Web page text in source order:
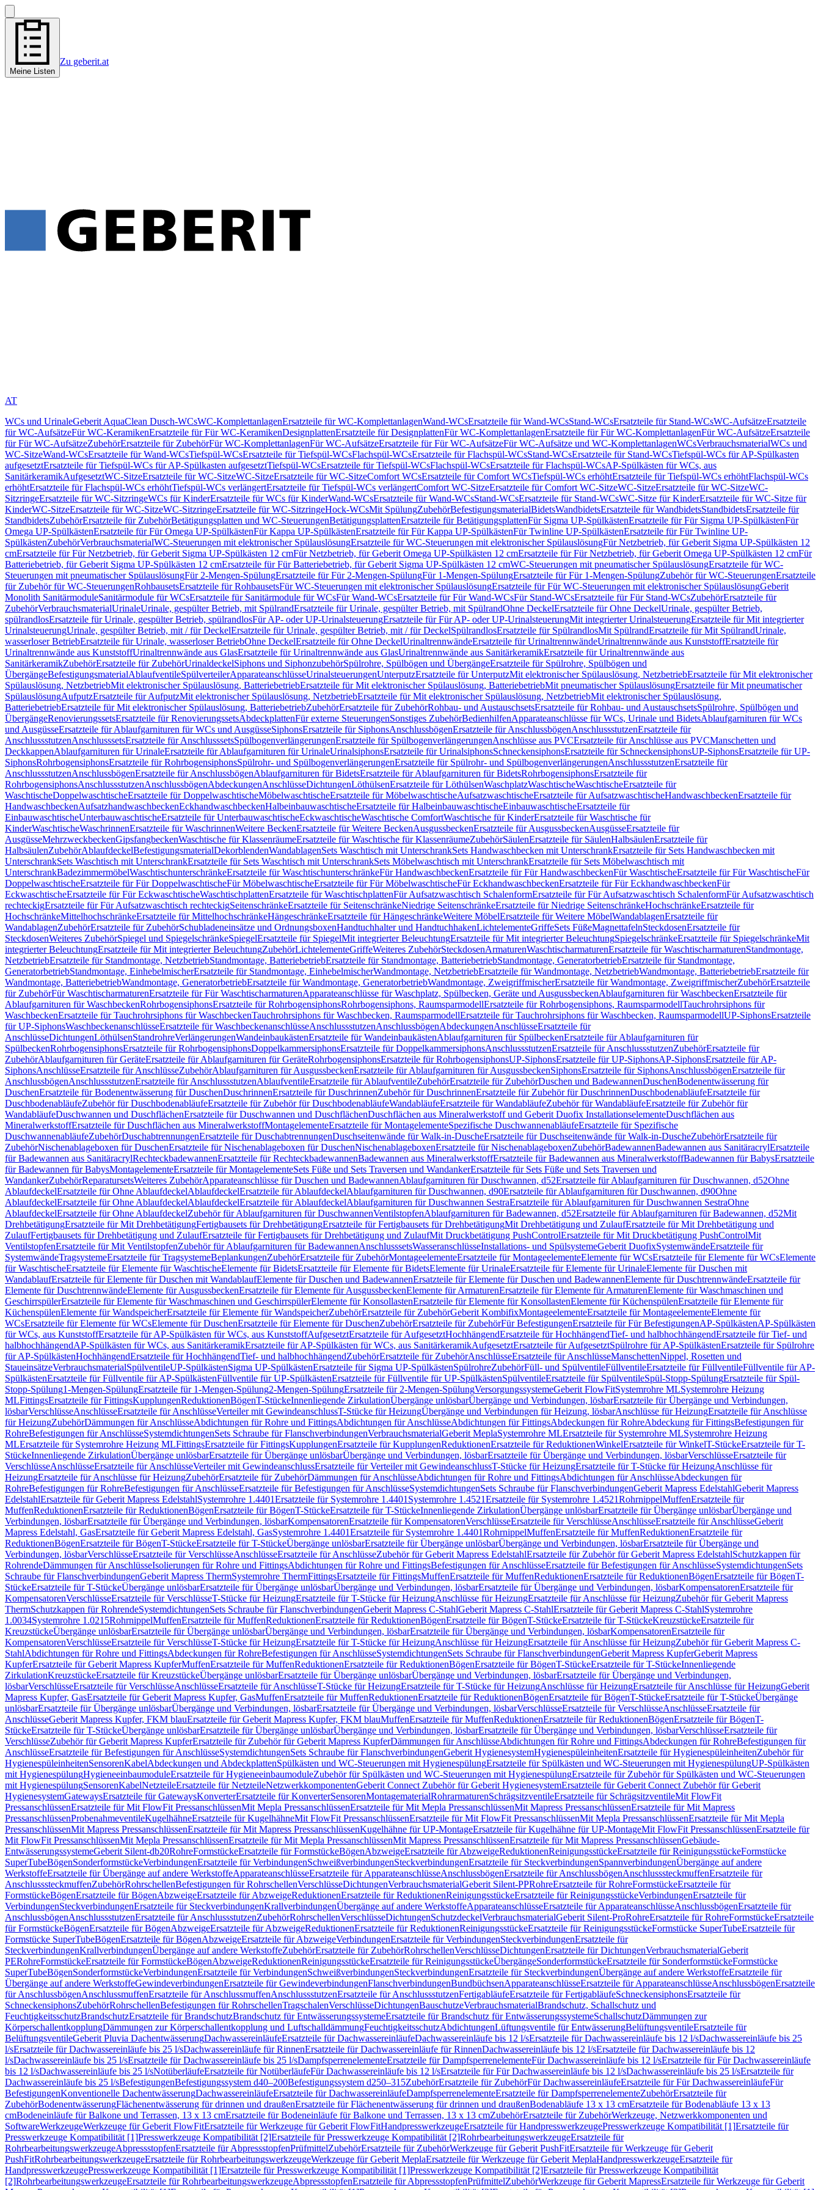
Meine Listen
Zu geberit.at
AT
WCs und UrinaleGeberit AquaClean Dusch-WCsWC-KomplettanlagenErsatzteile für WC-KomplettanlagenWand-WCsErsatzteile für Wand-WCsStand-WCsErsatzteile für Stand-WCsWC-AufsätzeErsatzteile
für WC-AufsätzeFür WC-KeramikenErsatzteile für Für WC-KeramikenDesignplattenErsatzteile für DesignplattenFür WC-KomplettanlagenErsatzteile für Für WC-KomplettanlagenFür WC-AufsätzeErsatzteile
für Für WC-AufsätzeZubehörErsatzteile für ZubehörFür WC-KomplettanlagenFür WC-AufsätzeErsatzteile für Für WC-AufsätzeFür WC-Aufsätze und WC-KomplettanlagenWCsVerbrauchsmaterialWCs und
WC-SitzeWand-WCsErsatzteile für Wand-WCsTiefspül-WCsErsatzteile für Tiefspül-WCsFlachspül-WCsErsatzteile für Flachspül-WCsStand-WCsErsatzteile für Stand-WCsTiefspül-WCs für AP-Spülkasten
aufgesetztErsatzteile für Tiefspül-WCs für AP-Spülkasten aufgesetztTiefspül-WCsErsatzteile für Tiefspül-WCsFlachspül-WCsErsatzteile für Flachspül-WCsAP-Spülkästen für WCs, aus
SanitärkeramikAufgesetztWC-SitzeErsatzteile für WC-SitzeWC-SitzeErsatzteile für WC-SitzeComfort WCsErsatzteile für Comfort WCsTiefspül-WCs erhöhtErsatzteile für Tiefspül-WCs erhöhtFlachspül-WCs
erhöhtErsatzteile für Flachspül-WCs erhöhtTiefspül-WCs verlängertErsatzteile für Tiefspül-WCs verlängertComfort WC-SitzeErsatzteile für Comfort WC-SitzeWC-SitzeErsatzteile für WC-SitzeWC-
SitzringeErsatzteile für WC-SitzringeWCs für KinderErsatzteile für WCs für KinderWand-WCsErsatzteile für Wand-WCsStand-WCsErsatzteile für Stand-WCsWC-Sitze für KinderErsatzteile für WC-Sitze für
KinderWC-SitzeErsatzteile für WC-SitzeWC-SitzringeErsatzteile für WC-SitzringeHock-WCsMit SpülungZubehörBefestigungsmaterialBidetsWandbidetsErsatzteile für WandbidetsStandbidetsErsatzteile für
StandbidetsZubehörErsatzteile für ZubehörBetätigungsplatten und WC-SteuerungenBetätigungsplattenErsatzteile für BetätigungsplattenFür Sigma UP-SpülkästenErsatzteile für Für Sigma UP-SpülkästenFür
Omega UP-SpülkästenErsatzteile für Für Omega UP-SpülkästenFür Kappa UP-SpülkästenErsatzteile für Für Kappa UP-SpülkästenFür Twinline UP-SpülkästenErsatzteile für Für Twinline UP-
SpülkästenZubehörVerbrauchsmaterialWC-Steuerungen mit elektronischer SpülauslösungErsatzteile für WC-Steuerungen mit elektronischer SpülauslösungFür Netzbetrieb, für Geberit Sigma UP-Spülkästen 12
cmErsatzteile für Für Netzbetrieb, für Geberit Sigma UP-Spülkästen 12 cmFür Netzbetrieb, für Geberit Omega UP-Spülkästen 12 cmErsatzteile für Für Netzbetrieb, für Geberit Omega UP-Spülkästen 12 cmFür
Batteriebetrieb, für Geberit Sigma UP-Spülkästen 12 cmErsatzteile für Für Batteriebetrieb, für Geberit Sigma UP-Spülkästen 12 cmWC-Steuerungen mit pneumatischer SpülauslösungErsatzteile für WC-
Steuerungen mit pneumatischer SpülauslösungFür 2-Mengen-SpülungErsatzteile für Für 2-Mengen-SpülungFür 1-Mengen-SpülungErsatzteile für Für 1-Mengen-SpülungZubehör für WC-SteuerungenErsatzteile
für Zubehör für WC-SteuerungenRohbausetsErsatzteile für RohbausetsFür WC-Steuerungen mit elektronischer SpülauslösungErsatzteile für Für WC-Steuerungen mit elektronischer SpülauslösungGeberit
Monolith SanitärmoduleSanitärmodule für WCsErsatzteile für Sanitärmodule für WCsFür Wand-WCsErsatzteile für Für Wand-WCsFür Stand-WCsErsatzteile für Für Stand-WCsZubehörErsatzteile für
ZubehörVerbrauchsmaterialUrinaleUrinale, gespülter Betrieb, mit SpülrandErsatzteile für Urinale, gespülter Betrieb, mit SpülrandOhne DeckelErsatzteile für Ohne DeckelUrinale, gespülter Betrieb,
spülrandlosErsatzteile für Urinale, gespülter Betrieb, spülrandlosFür AP- oder UP-UrinalsteuerungErsatzteile für Für AP- oder UP-UrinalsteuerungMit integrierter UrinalsteuerungErsatzteile für Mit integrierter
UrinalsteuerungUrinale, gespülter Betrieb, mit / für DeckelErsatzteile für Urinale, gespülter Betrieb, mit / für DeckelSpülrandlosErsatzteile für SpülrandlosMit SpülrandErsatzteile für Mit SpülrandUrinale,
wasserloser BetriebErsatzteile für Urinale, wasserloser BetriebOhne DeckelErsatzteile für Ohne DeckelUrinaltrennwändeErsatzteile für UrinaltrennwändeUrinaltrennwände aus KunststoffErsatzteile für
Urinaltrennwände aus KunststoffUrinaltrennwände aus GlasErsatzteile für Urinaltrennwände aus GlasUrinaltrennwände aus SanitärkeramikErsatzteile für Urinaltrennwände aus
SanitärkeramikZubehörErsatzteile für ZubehörUrinaldeckelSiphons und SiphonzubehörSpülrohre, Spülbögen und ÜbergängeErsatzteile für Spülrohre, Spülbögen und
ÜbergängeBefestigungsmaterialAblaufventileSpülverteilerApparateanschlüsseUrinalsteuerungenUnterputzErsatzteile für UnterputzMit elektronischer Spülauslösung, NetzbetriebErsatzteile für Mit elektronischer
Spülauslösung, NetzbetriebMit elektronischer Spülauslösung, BatteriebetriebErsatzteile für Mit elektronischer Spülauslösung, BatteriebetriebMit pneumatischer SpülauslösungErsatzteile für Mit pneumatischer
SpülauslösungAufputzErsatzteile für AufputzMit elektronischer Spülauslösung, NetzbetriebErsatzteile für Mit elektronischer Spülauslösung, NetzbetriebMit elektronischer Spülauslösung,
BatteriebetriebErsatzteile für Mit elektronischer Spülauslösung, BatteriebetriebZubehörErsatzteile für ZubehörRohbau- und AustauschsetsErsatzteile für Rohbau- und AustauschsetsSpülrohre, Spülbögen und
ÜbergängeRenovierungssetsErsatzteile für RenovierungssetsAbdeckplattenFür externe SteuerungenSonstiges ZubehörBedienhilfenApparateanschlüsse für WCs, Urinale und BidetsAblaufgarnituren für WCs
und AusgüsseErsatzteile für Ablaufgarnituren für WCs und AusgüsseSiphonsErsatzteile für SiphonsAnschlussbögenErsatzteile für AnschlussbögenAnschlussstutzenErsatzteile für
AnschlussstutzenAnschlusssetsErsatzteile für AnschlusssetsSpülbogenverlängerungenErsatzteile für SpülbogenverlängerungenAnschlüsse aus PVCErsatzteile für Anschlüsse aus PVCManschetten und
DeckkappenAblaufgarnituren für UrinaleErsatzteile für Ablaufgarnituren für UrinaleUrinalsiphonsErsatzteile für UrinalsiphonsSchneckensiphonsErsatzteile für SchneckensiphonsUP-SiphonsErsatzteile für UP-
SiphonsRohrbogensiphonsErsatzteile für RohrbogensiphonsSpülrohr- und SpülbogenverlängerungenErsatzteile für Spülrohr- und SpülbogenverlängerungenAnschlussstutzenErsatzteile für
AnschlussstutzenAnschlussbögenErsatzteile für AnschlussbögenAblaufgarnituren für BidetsErsatzteile für Ablaufgarnituren für BidetsRohrbogensiphonsErsatzteile für
RohrbogensiphonsAnschlussstutzenAnschlussbögenAbdeckungenAnschlüsseDichtungenLöthülsenErsatzteile für LöthülsenWaschplatzWaschtischeWaschtischeErsatzteile für
WaschtischeDoppelwaschtischeErsatzteile für DoppelwaschtischeMöbelwaschtischeErsatzteile für MöbelwaschtischeAufsatzwaschtischeErsatzteile für AufsatzwaschtischeHandwaschbeckenErsatzteile für
HandwaschbeckenAufsatzhandwaschbeckenEckhandwaschbeckenHalbeinbauwaschtischeErsatzteile für HalbeinbauwaschtischeEinbauwaschtischeErsatzteile für
EinbauwaschtischeUnterbauwaschtischeErsatzteile für UnterbauwaschtischeEckwaschtischeWaschtische ComfortWaschtische für KinderErsatzteile für Waschtische für
KinderWaschtischeWaschrinnenErsatzteile für WaschrinnenWeitere BeckenErsatzteile für Weitere BeckenAusgussbeckenErsatzteile für AusgussbeckenAusgüsseErsatzteile für
AusgüsseMehrzweckbeckenGipsfangbeckenWaschtische für KlassenräumeErsatzteile für Waschtische für KlassenräumeZubehörSäulenErsatzteile für SäulenHalbsäulenErsatzteile für
HalbsäulenZubehörAblaufdeckelBefestigungsmaterialDekorblendenWandablagenSets Waschtisch mit UnterschrankSets Handwaschbecken mit UnterschrankErsatzteile für Sets Handwaschbecken mit
UnterschrankSets Waschtisch mit UnterschrankErsatzteile für Sets Waschtisch mit UnterschrankSets Möbelwaschtisch mit UnterschrankErsatzteile für Sets Möbelwaschtisch mit
UnterschrankBadezimmermöbelWaschtischunterschränkeErsatzteile für WaschtischunterschränkeFür HandwaschbeckenErsatzteile für Für HandwaschbeckenFür WaschtischeErsatzteile für Für WaschtischeFür
DoppelwaschtischeErsatzteile für Für DoppelwaschtischeFür MöbelwaschtischeErsatzteile für Für MöbelwaschtischeFür EckhandwaschbeckenErsatzteile für Für EckhandwaschbeckenFür
EckwaschtischeErsatzteile für Für EckwaschtischeWaschtischplattenErsatzteile für WaschtischplattenFür Aufsatzwaschtisch SchalenformErsatzteile für Für Aufsatzwaschtisch SchalenformFür Aufsatzwaschtisch
rechteckigErsatzteile für Für Aufsatzwaschtisch rechteckigSeitenschränkeErsatzteile für SeitenschränkeNiedrige SeitenschränkeErsatzteile für Niedrige SeitenschränkeHochschränkeErsatzteile für
HochschränkeMittelhochschränkeErsatzteile für MittelhochschränkeHängeschränkeErsatzteile für HängeschränkeWeitere MöbelErsatzteile für Weitere MöbelWandablagenErsatzteile für
WandablagenZubehörErsatzteile für ZubehörSchubladeneinsätze und OrdnungsboxenHandtuchhalter und HandtuchhakenLichtelementeGriffeSets FüßeMagnettafelnSteckdosenErsatzteile für
SteckdosenWeiteres ZubehörSpiegel und SpiegelschränkeSpiegelErsatzteile für SpiegelMit integrierter BeleuchtungErsatzteile für Mit integrierter BeleuchtungSpiegelschränkeErsatzteile für SpiegelschränkeMit
integrierter BeleuchtungErsatzteile für Mit integrierter BeleuchtungZubehörLichtelementeGriffeWeiteres ZubehörSteckdosenArmaturenWaschtischarmaturenErsatzteile für WaschtischarmaturenStandmontage,
NetzbetriebErsatzteile für Standmontage, NetzbetriebStandmontage, BatteriebetriebErsatzteile für Standmontage, BatteriebetriebStandmontage, GeneratorbetriebErsatzteile für Standmontage,
GeneratorbetriebStandmontage, EinhebelmischerErsatzteile für Standmontage, EinhebelmischerWandmontage, NetzbetriebErsatzteile für Wandmontage, NetzbetriebWandmontage, BatteriebetriebErsatzteile für
Wandmontage, BatteriebetriebWandmontage, GeneratorbetriebErsatzteile für Wandmontage, GeneratorbetriebWandmontage, ZweigriffmischerErsatzteile für Wandmontage, ZweigriffmischerZubehörErsatzteile
für ZubehörFür WaschtischarmaturenErsatzteile für Für WaschtischarmaturenApparateanschlüsse für Waschplatz, Spülbecken, Geräte und AusgussbeckenAblaufgarnituren für WaschbeckenErsatzteile für
Ablaufgarnituren für WaschbeckenRohrbogensiphonsErsatzteile für RohrbogensiphonsRohrbogensiphons, RaumsparmodellErsatzteile für Rohrbogensiphons, RaumsparmodellTauchrohrsiphons für
WaschbeckenErsatzteile für Tauchrohrsiphons für WaschbeckenTauchrohrsiphons für Waschbecken, RaumsparmodellErsatzteile für Tauchrohrsiphons für Waschbecken, RaumsparmodellUP-SiphonsErsatzteile
für UP-SiphonsWaschbeckenanschlüsseErsatzteile für WaschbeckenanschlüsseAnschlussstutzenAnschlussbögenAbdeckungenAnschlüsseErsatzteile für
AnschlüsseDichtungenLöthülsenStandrohreVerlängerungenWandeinbaukästenErsatzteile für WandeinbaukästenAblaufgarnituren für SpülbeckenErsatzteile für Ablaufgarnituren für
SpülbeckenRohrbogensiphonsErsatzteile für RohrbogensiphonsDoppelkammersiphonsErsatzteile für DoppelkammersiphonsAnschlussstutzenErsatzteile für AnschlussstutzenZubehörErsatzteile für
ZubehörAblaufgarnituren für GeräteErsatzteile für Ablaufgarnituren für GeräteRohrbogensiphonsErsatzteile für RohrbogensiphonsUP-SiphonsErsatzteile für UP-SiphonsAP-SiphonsErsatzteile für AP-
SiphonsAnschlüsseErsatzteile für AnschlüsseZubehörAblaufgarnituren für AusgussbeckenErsatzteile für Ablaufgarnituren für AusgussbeckenSiphonsErsatzteile für SiphonsAnschlussbögenErsatzteile für
AnschlussbögenAnschlussstutzenErsatzteile für AnschlussstutzenAblaufventileErsatzteile für AblaufventileZubehörErsatzteile für ZubehörDuschen und BadewannenDuschenBodenentwässerung für
DuschenErsatzteile für Bodenentwässerung für DuschenDuschrinnenErsatzteile für DuschrinnenZubehör für DuschrinnenErsatzteile für Zubehör für DuschrinnenDuschbodenabläufeErsatzteile für
DuschbodenabläufeZubehör für DuschbodenabläufeErsatzteile für Zubehör für DuschbodenabläufeWandabläufeErsatzteile für WandabläufeZubehör für WandabläufeErsatzteile für Zubehör für
WandabläufeDuschwannen und DuschflächenErsatzteile für Duschwannen und DuschflächenDuschflächen aus Mineralwerkstoff und Geberit Duofix InstallationselementeDuschflächen aus
MineralwerkstoffErsatzteile für Duschflächen aus MineralwerkstoffMontagelementeErsatzteile für MontagelementeSpezifische DuschwannenabläufeErsatzteile für Spezifische
DuschwannenabläufeZubehörDuschabtrennungenErsatzteile für DuschabtrennungenDuschseitenwände für Walk-in-DuscheErsatzteile für Duschseitenwände für Walk-in-DuscheZubehörErsatzteile für
ZubehörNischenablageboxen für DuschenErsatzteile für Nischenablageboxen für DuschenNischenablageboxenErsatzteile für NischenablageboxenZubehörBadewannenBadewannen aus SanitäracrylErsatzteile
für Badewannen aus SanitäracrylRechteckbadewannenErsatzteile für RechteckbadewannenBadewannen aus MineralwerkstoffErsatzteile für Badewannen aus MineralwerkstoffBadewannen für BabysErsatzteile
für Badewannen für BabysMontagelementeErsatzteile für MontagelementeSets Füße und Sets Traversen und WandankerErsatzteile für Sets Füße und Sets Traversen und
WandankerZubehörReparatursetsWeiteres ZubehörApparateanschlüsse für Duschen und BadewannenAblaufgarnituren für Duschwannen, d52Ersatzteile für Ablaufgarnituren für Duschwannen, d52Ohne
AblaufdeckelErsatzteile für Ohne AblaufdeckelAblaufdeckelErsatzteile für AblaufdeckelAblaufgarnituren für Duschwannen, d90Ersatzteile für Ablaufgarnituren für Duschwannen, d90Ohne
AblaufdeckelErsatzteile für Ohne AblaufdeckelAblaufdeckelErsatzteile für AblaufdeckelAblaufgarnituren für Duschwannen SestraErsatzteile für Ablaufgarnituren für Duschwannen SestraOhne
AblaufdeckelErsatzteile für Ohne AblaufdeckelZubehör für Ablaufgarnituren für DuschwannenVentilstopfenAblaufgarnituren für Badewannen, d52Ersatzteile für Ablaufgarnituren für Badewannen, d52Mit
DrehbetätigungErsatzteile für Mit DrehbetätigungFertigbausets für DrehbetätigungErsatzteile für Fertigbausets für DrehbetätigungMit Drehbetätigung und ZulaufErsatzteile für Mit Drehbetätigung und
ZulaufFertigbausets für Drehbetätigung und ZulaufErsatzteile für Fertigbausets für Drehbetätigung und ZulaufMit Druckbetätigung PushControlErsatzteile für Mit Druckbetätigung PushControlMit
VentilstopfenErsatzteile für Mit VentilstopfenZubehör für Ablaufgarnituren für BadewannenAnschlusssetsWasseranschlüsseInstallations- und SpülsystemeGeberit DuofixSystemwändeErsatzteile für
SystemwändeTragsystemeErsatzteile für TragsystemeBeplankungenZubehörErsatzteile für ZubehörMontageelementeErsatzteile für MontageelementeElemente für WCsErsatzteile für Elemente für WCsElemente
für WaschtischeErsatzteile für Elemente für WaschtischeElemente für BidetsErsatzteile für Elemente für BidetsElemente für UrinaleErsatzteile für Elemente für UrinaleElemente für Duschen mit
WandablaufErsatzteile für Elemente für Duschen mit WandablaufElemente für Duschen und BadewannenErsatzteile für Elemente für Duschen und BadewannenElemente für DuschtrennwändeErsatzteile für
Elemente für DuschtrennwändeElemente für AusgussbeckenErsatzteile für Elemente für AusgussbeckenElemente für ArmaturenErsatzteile für Elemente für ArmaturenElemente für Waschmaschinen und
GeschirrspülerErsatzteile für Elemente für Waschmaschinen und GeschirrspülerElemente für KonsollastenErsatzteile für Elemente für KonsollastenElemente für KüchenspülenErsatzteile für Elemente für
KüchenspülenElemente für WandspeicherErsatzteile für Elemente für WandspeicherZubehörErsatzteile für ZubehörGeberit KombifixMontageelementeErsatzteile für MontageelementeElemente für
WCsErsatzteile für Elemente für WCsElemente für DuschenErsatzteile für Elemente für DuschenZubehörErsatzteile für ZubehörFür BefestigungenErsatzteile für Für BefestigungenAP-SpülkästenAP-Spülkästen
für WCs, aus KunststoffErsatzteile für AP-Spülkästen für WCs, aus KunststoffAufgesetztErsatzteile für AufgesetztHochhängendErsatzteile für HochhängendTief- und halbhochhängendErsatzteile für Tief- und
halbhochhängendAP-Spülkästen für WCs, aus SanitärkeramikErsatzteile für AP-Spülkästen für WCs, aus SanitärkeramikAufgesetztErsatzteile für AufgesetztSpülrohre für AP-SpülkästenErsatzteile für Spülrohre
für AP-SpülkästenHochhängendErsatzteile für HochhängendTief- und halbhochhängendZubehörErsatzteile für ZubehörAnschlüsseErsatzteile für AnschlüsseManschettenNippel, Rosetten und
StaueinsätzeVerbrauchsmaterialSpülventileUP-SpülkästenSigma UP-SpülkästenErsatzteile für Sigma UP-SpülkästenSpülrohreZubehörFüll- und SpülventileFüllventileErsatzteile für FüllventileFüllventile für AP-
SpülkästenErsatzteile für Füllventile für AP-SpülkästenFüllventile für UP-SpülkästenErsatzteile für Füllventile für UP-SpülkästenSpülventileErsatzteile für SpülventileSpül-Stopp-SpülungErsatzteile für Spül-
Stopp-Spülung1-Mengen-SpülungErsatzteile für 1-Mengen-Spülung2-Mengen-SpülungErsatzteile für 2-Mengen-SpülungVersorgungssystemeGeberit FlowFitSystemrohre MLSystemrohre Heizung
MLFittingsErsatzteile für FittingsKupplungenReduktionenBögenT-StückeInnenliegende ZirkulationÜbergänge unlösbarÜbergänge und Verbindungen, lösbarErsatzteile für Übergänge und Verbindungen,
lösbarVerschlüsseAnschlüsseErsatzteile für AnschlüsseVerteiler mit GewindeanschlussT-Stücke für HeizungÜbergänge und Verbindungen für Heizung, lösbarAnschlüsse für HeizungErsatzteile für Anschlüsse
für HeizungZubehörDämmungen für AnschlüsseAbdichtungen für Rohre und FittingsAbdichtungen für AnschlüsseAbdichtungen für FittingsAbdeckungen für RohreAbdeckung für FittingsBefestigungen für
RohreBefestigungen für AnschlüsseSystemdichtungenSets Schraube für FlanschverbindungenVerbrauchsmaterialGeberit MeplaSystemrohre MLErsatzteile für Systemrohre MLSystemrohre Heizung
MLErsatzteile für Systemrohre Heizung MLFittingsErsatzteile für FittingsKupplungenErsatzteile für KupplungenReduktionenErsatzteile für ReduktionenWinkelErsatzteile für WinkelT-StückeErsatzteile für T-
StückeInnenliegende ZirkulationÜbergänge unlösbarErsatzteile für Übergänge unlösbarÜbergänge und Verbindungen, lösbarErsatzteile für Übergänge und Verbindungen, lösbarVerschlüsseErsatzteile für
VerschlüsseAnschlüsseErsatzteile für AnschlüsseVerteiler mit GewindeanschlussErsatzteile für Verteiler mit GewindeanschlussT-Stücke für HeizungErsatzteile für T-Stücke für HeizungAnschlüsse für
HeizungErsatzteile für Anschlüsse für HeizungZubehörErsatzteile für ZubehörDämmungen für AnschlüsseAbdichtungen für Rohre und FittingsAbdichtungen für AnschlüsseAbdeckungen für
RohreBefestigungen für RohreBefestigungen für AnschlüsseErsatzteile für Befestigungen für AnschlüsseSystemdichtungenSets Schraube für FlanschverbindungenGeberit Mapress EdelstahlGeberit Mapress
EdelstahlErsatzteile für Geberit Mapress EdelstahlSystemrohre 1.4401Ersatzteile für Systemrohre 1.4401 Systemrohre 1.4521Ersatzteile für Systemrohre 1.4521RohrnippelMuffenErsatzteile für
MuffenReduktionenErsatzteile für ReduktionenBögenErsatzteile für BögenT-StückeErsatzteile für T-StückeInnenliegende ZirkulationÜbergänge unlösbarErsatzteile für Übergänge unlösbarÜbergänge und
Verbindungen, lösbarErsatzteile für Übergänge und Verbindungen, lösbarKompensatorenErsatzteile für KompensatorenVerschlüsseErsatzteile für VerschlüsseAnschlüsseErsatzteile für AnschlüsseGeberit
Mapress Edelstahl, GasErsatzteile für Geberit Mapress Edelstahl, GasSystemrohre 1.4401Ersatzteile für Systemrohre 1.4401RohrnippelMuffenErsatzteile für MuffenReduktionenErsatzteile für
ReduktionenBögenErsatzteile für BögenT-StückeErsatzteile für T-StückeÜbergänge unlösbarErsatzteile für Übergänge unlösbarÜbergänge und Verbindungen, lösbarErsatzteile für Übergänge und
Verbindungen, lösbarVerschlüsseErsatzteile für VerschlüsseAnschlüsseErsatzteile für AnschlüsseZubehör für Geberit Mapress EdelstahlErsatzteile für Zubehör für Geberit Mapress EdelstahlSchutzkappen für
RohrendeDämmungen für AnschlüsseIsolierungen für Rohre und FittingsAbdichtungen für Rohre und FittingsBefestigungen für AnschlüsseErsatzteile für Befestigungen für AnschlüsseSystemdichtungenSets
Schraube für FlanschverbindungenGeberit Mapress ThermSystemrohre ThermFittingsErsatzteile für FittingsMuffenErsatzteile für MuffenReduktionenErsatzteile für ReduktionenBögenErsatzteile für BögenT-
StückeErsatzteile für T-StückeÜbergänge unlösbarErsatzteile für Übergänge unlösbarÜbergänge und Verbindungen, lösbarErsatzteile für Übergänge und Verbindungen, lösbarKompensatorenErsatzteile für
KompensatorenVerschlüsseErsatzteile für VerschlüsseT-Stücke für HeizungErsatzteile für T-Stücke für HeizungAnschlüsse für HeizungErsatzteile für Anschlüsse für HeizungZubehör für Geberit Mapress
ThermSchutzkappen für RohrendeSystemdichtungenSets Schraube für FlanschverbindungenGeberit Mapress C-StahlGeberit Mapress C-StahlErsatzteile für Geberit Mapress C-StahlSystemrohre
1.0034Systemrohre 1.0215RohrnippelMuffenErsatzteile für MuffenReduktionenErsatzteile für ReduktionenBögenErsatzteile für BögenT-StückeErsatzteile für T-StückeKreuzstückeErsatzteile für
KreuzstückeÜbergänge unlösbarErsatzteile für Übergänge unlösbarÜbergänge und Verbindungen, lösbarErsatzteile für Übergänge und Verbindungen, lösbarKompensatorenErsatzteile für
KompensatorenVerschlüsseErsatzteile für VerschlüsseT-Stücke für HeizungErsatzteile für T-Stücke für HeizungAnschlüsse für HeizungErsatzteile für Anschlüsse für HeizungZubehör für Geberit Mapress C-
StahlAbdichtungen für Rohre und FittingsAbdeckungen für RohreBefestigungen für AnschlüsseSystemdichtungenSets Schraube für FlanschverbindungenGeberit Mapress KupferGeberit Mapress
KupferErsatzteile für Geberit Mapress KupferMuffenErsatzteile für MuffenReduktionenErsatzteile für ReduktionenBögenErsatzteile für BögenT-StückeErsatzteile für T-StückeInnenliegende
ZirkulationKreuzstückeErsatzteile für KreuzstückeÜbergänge unlösbarErsatzteile für Übergänge unlösbarÜbergänge und Verbindungen, lösbarErsatzteile für Übergänge und Verbindungen,
lösbarVerschlüsseErsatzteile für VerschlüsseAnschlüsseErsatzteile für AnschlüsseT-Stücke für HeizungErsatzteile für T-Stücke für HeizungAnschlüsse für HeizungErsatzteile für Anschlüsse für HeizungGeberit
Mapress Kupfer, GasErsatzteile für Geberit Mapress Kupfer, GasMuffenErsatzteile für MuffenReduktionenErsatzteile für ReduktionenBögenErsatzteile für BögenT-StückeErsatzteile für T-StückeÜbergänge
unlösbarErsatzteile für Übergänge unlösbarÜbergänge und Verbindungen, lösbarErsatzteile für Übergänge und Verbindungen, lösbarVerschlüsseErsatzteile für VerschlüsseAnschlüsseErsatzteile für
AnschlüsseGeberit Mapress Kupfer, FKM blauErsatzteile für Geberit Mapress Kupfer, FKM blauMuffenErsatzteile für MuffenReduktionenErsatzteile für ReduktionenBögenErsatzteile für BögenT-
StückeErsatzteile für T-StückeÜbergänge unlösbarErsatzteile für Übergänge unlösbarÜbergänge und Verbindungen, lösbarErsatzteile für Übergänge und Verbindungen, lösbarVerschlüsseErsatzteile für
VerschlüsseZubehör für Geberit Mapress KupferErsatzteile für Zubehör für Geberit Mapress KupferDämmungen für AnschlüsseAbdichtungen für Rohre und FittingsAbdeckungen für RohreBefestigungen für
AnschlüsseErsatzteile für Befestigungen für AnschlüsseSystemdichtungenSets Schraube für FlanschverbindungenGeberit HygienesystemHygienespüleinheitenErsatzteile für HygienespüleinheitenZubehör für
HygienespüleinheitenSensorenKabelAbdeckungen und AbdeckplattenSpülkästen und WC-Steuerungen mit HygienespülungErsatzteile für Spülkästen und WC-Steuerungen mit HygienespülungUP-Spülkästen
mit HygienespülungHygieneeinbaumoduleErsatzteile für HygieneeinbaumoduleZubehör für Spülkästen und WC-Steuerungen mit HygienespülungErsatzteile für Zubehör für Spülkästen und WC-Steuerungen
mit HygienespülungSensorenKabelNetzteileErsatzteile für NetzteileNetzwerkkomponentenGeberit Connect Zubehör für Geberit HygienesystemErsatzteile für Geberit Connect Zubehör für Geberit
HygienesystemGatewaysErsatzteile für GatewaysKonverterErsatzteile für KonverterSensorenMontagematerialRohrarmaturenSchrägsitzventileErsatzteile für SchrägsitzventileMit FlowFit
PressanschlüssenErsatzteile für Mit FlowFit PressanschlüssenMit Mepla PressanschlüssenErsatzteile für Mit Mepla PressanschlüssenMit Mapress PressanschlüssenErsatzteile für Mit Mapress
PressanschlüssenProbenahmeventileKugelhähneErsatzteile für KugelhähneMit FlowFit PressanschlüssenErsatzteile für Mit FlowFit PressanschlüssenMit Mepla PressanschlüssenErsatzteile für Mit Mepla
PressanschlüssenMit Mapress PressanschlüssenErsatzteile für Mit Mapress PressanschlüssenKugelhähne für UP-MontageErsatzteile für Kugelhähne für UP-MontageMit FlowFit PressanschlüssenErsatzteile für
Mit FlowFit PressanschlüssenMit Mepla PressanschlüssenErsatzteile für Mit Mepla PressanschlüssenMit Mapress PressanschlüssenErsatzteile für Mit Mapress PressanschlüssenGebäude-
EntwässerungssystemeGeberit Silent-db20RohreFormstückeErsatzteile für FormstückeBögenAbzweigeErsatzteile für AbzweigeReduktionenReinigungsstückeErsatzteile für ReinigungsstückeFormstücke
SuperTubeBögenSonderformstückeVerbindungenErsatzteile für VerbindungenSchweißverbindungenSteckverbindungenErsatzteile für SteckverbindungenSpannverbindungenÜbergänge auf andere
WerkstoffeErsatzteile für Übergänge auf andere WerkstoffeApparateanschlüsseErsatzteile für ApparateanschlüsseAnschlussbögenErsatzteile für AnschlussbögenAnschlusssteckmuffenErsatzteile für
AnschlusssteckmuffenZubehörRohrschellenBefestigungen für RohrschellenVerschlüsseDichtungenVerbrauchsmaterialGeberit Silent-PPRohreErsatzteile für RohreFormstückeErsatzteile für
FormstückeBögenErsatzteile für BögenAbzweigeErsatzteile für AbzweigeReduktionenErsatzteile für ReduktionenReinigungsstückeErsatzteile für ReinigungsstückeVerbindungenErsatzteile für
VerbindungenSteckverbindungenErsatzteile für SteckverbindungenKrallverbindungenÜbergänge auf andere WerkstoffeApparateanschlüsseErsatzteile für ApparateanschlüsseAnschlussbögenErsatzteile für
AnschlussbögenAnschlussstutzenErsatzteile für AnschlussstutzenZubehörRohrschellenVerschlüsseDichtungenSchutzdeckelVerbrauchsmaterialGeberit Silent-ProRohreErsatzteile für RohreFormstückeErsatzteile
für FormstückeBögenErsatzteile für BögenAbzweigeErsatzteile für AbzweigeReduktionenErsatzteile für ReduktionenReinigungsstückeErsatzteile für ReinigungsstückeFormstücke SuperTubeErsatzteile für
Formstücke SuperTubeBögenErsatzteile für BögenAbzweigeErsatzteile für AbzweigeVerbindungenErsatzteile für VerbindungenSteckverbindungenErsatzteile für
SteckverbindungenKrallverbindungenÜbergänge auf andere WerkstoffeZubehörErsatzteile für ZubehörRohrschellenVerschlüsseDichtungenErsatzteile für DichtungenVerbrauchsmaterialGeberit
PERohreFormstückeErsatzteile für FormstückeBögenAbzweigeReduktionenReinigungsstückeErsatzteile für ReinigungsstückeÜbergängeSonderformstückeErsatzteile für SonderformstückeFormstücke
SuperTubeBögenSonderformstückeVerbindungenErsatzteile für VerbindungenSchweißverbindungenSteckverbindungenErsatzteile für SteckverbindungenÜbergänge auf andere WerkstoffeErsatzteile für
Übergänge auf andere WerkstoffeGewindeverbindungenErsatzteile für GewindeverbindungenFlanschverbindungenBundbüchsenApparateanschlüsseErsatzteile für ApparateanschlüsseAnschlussbögenErsatzteile
für AnschlussbögenAnschlussmuffenErsatzteile für AnschlussmuffenAnschlussstutzenErsatzteile für AnschlussstutzenFertigabläufeErsatzteile für FertigabläufeSchneckensiphonsErsatzteile für
SchneckensiphonsZubehörRohrschellenBefestigungen für RohrschellenTragschalenVerschlüsseDichtungenBauschutzeVerbrauchsmaterialBrandschutz, Schallschutz und
FeuchtigkeitsschutzBrandschutzErsatzteile für BrandschutzBrandschutz für EntwässerungssystemeErsatzteile für Brandschutz für EntwässerungssystemeSchallschutzDämmungen zur
KörperschallentkopplungDämmungen zur Körperschallentkopplung und LuftschalldämmungFeuchtigkeitsschutzAbdichtungenLüftungsventile für EntwässerungBelüftungsventileErsatzteile für
BelüftungsventileGeberit Pluvia DachentwässerungDachwassereinläufeErsatzteile für DachwassereinläufeDachwassereinläufe bis 12 l/sErsatzteile für Dachwassereinläufe bis 12 l/sDachwassereinläufe bis 25
l/sErsatzteile für Dachwassereinläufe bis 25 l/sDachwassereinläufe für RinnenErsatzteile für Dachwassereinläufe für RinnenDachwassereinläufe bis 12 l/sErsatzteile für Dachwassereinläufe bis 12
l/sDachwassereinläufe bis 25 l/sErsatzteile für Dachwassereinläufe bis 25 l/sDampfsperrenelementeErsatzteile für DampfsperrenelementeFür Dachwassereinläufe bis 12 l/sErsatzteile für Für Dachwassereinläufe
bis 12 l/sDachwassereinläufe bis 25 l/sNotüberläufeErsatzteile für NotüberläufeFür Dachwassereinläufe bis 12 l/sErsatzteile für Für Dachwassereinläufe bis 12 l/sDachwassereinläufe bis 25 l/sErsatzteile für
Dachwassereinläufe bis 25 l/sBefestigungenBefestigungssystem d40–200Befestigungssystem d250–315ZubehörErsatzteile für ZubehörFür DachwassereinläufeErsatzteile für Für DachwassereinläufeFür
BefestigungenKonventionelle DachentwässerungDachwassereinläufeErsatzteile für DachwassereinläufeDampfsperrenelementeErsatzteile für DampfsperrenelementeZubehörErsatzteile für
ZubehörBodenentwässerungFlächenentwässerung für drinnen und draußenErsatzteile für Flächenentwässerung für drinnen und draußenBodenabläufe 13 x 13 cmErsatzteile für Bodenabläufe 13 x 13
cmBodeneinläufe für Balkone und Terrassen, 13 x 13 cmErsatzteile für Bodeneinläufe für Balkone und Terrassen, 13 x 13 cmZubehörErsatzteile für ZubehörWerkzeuge, Netzwerkkomponenten und
SoftwareWerkzeugeWerkzeuge für Geberit FlowFitErsatzteile für Werkzeuge für Geberit FlowFitHandpresswerkzeugeErsatzteile für HandpresswerkzeugePresswerkzeuge Kompatibilität [1]Ersatzteile für
Presswerkzeuge Kompatibilität [1]Presswerkzeuge Kompatibilität [2]Ersatzteile für Presswerkzeuge Kompatibilität [2]RohrbearbeitungswerkzeugeErsatzteile für
RohrbearbeitungswerkzeugeAbpressstopfenErsatzteile für AbpressstopfenPrüfmittelZubehörErsatzteile für ZubehörWerkzeuge für Geberit PushFitErsatzteile für Werkzeuge für Geberit
PushFitRohrbearbeitungswerkzeugeErsatzteile für RohrbearbeitungswerkzeugeWerkzeuge für Geberit MeplaErsatzteile für Werkzeuge für Geberit MeplaHandpresswerkzeugeErsatzteile für
HandpresswerkzeugePresswerkzeuge Kompatibilität [1]Ersatzteile für Presswerkzeuge Kompatibilität [1]Presswerkzeuge Kompatibilität [2]Ersatzteile für Presswerkzeuge Kompatibilität
[2]RohrbearbeitungswerkzeugeErsatzteile für RohrbearbeitungswerkzeugeAbpressstopfenErsatzteile für AbpressstopfenPrüfmittelZubehörWerkzeuge für Geberit MapressErsatzteile für Werkzeuge für Geberit